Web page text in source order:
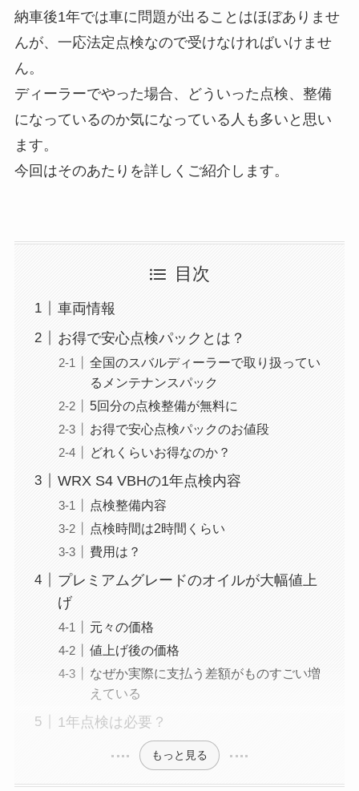
納車後1年では車に問題が出ることはほぼありませ
んが、一応法定点検なので受けなければいけませ
ん。
ディーラーでやった場合、どういった点検、整備
になっているのか気になっている人も多いと思い
ます。
今回はそのあたりを詳しくご紹介します。
目次
車両情報
お得で安心点検パックとは？
全国のスバルディーラーで取り扱ってい
るメンテナンスパック
5回分の点検整備が無料に
お得で安心点検パックのお値段
どれくらいお得なのか？
WRX S4 VBHの1年点検内容
点検整備内容
点検時間は2時間くらい
費用は？
プレミアムグレードのオイルが大幅値上
げ
元々の価格
値上げ後の価格
なぜか実際に支払う差額がものすごい増
えている
1年点検は必要？
もっと見る